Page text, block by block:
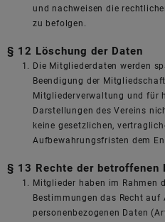
und nachweisen die
zu befolgen.
§ 12 Löschung der Daten
Die Mitgliederdaten werden
Beendigung der
Mitgliederverwaltung und für
Darstellungen des Vereins
keine gesetzlichen,
Aufbewahrungsfristen dem
§ 13 Rechte der betroffenen
Mitglieder haben im Rahmen
Bestimmungen das Recht
personenbezogenen Daten